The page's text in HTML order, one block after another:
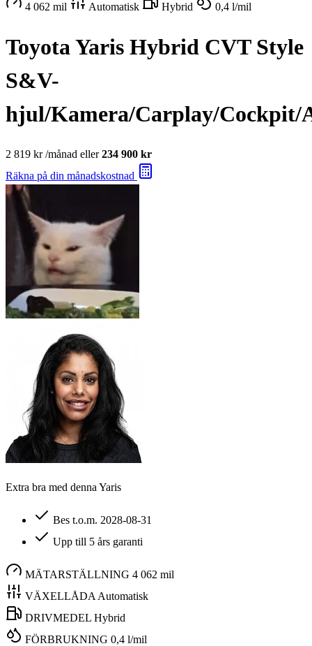
4 062 mil
Automatisk Hybrid 0,4 l/mil
Toyota Yaris Hybrid CVT Style
S&V-
hjul/Kamera/Carplay/Cockpit/
2 819 kr /månad eller234 900 kr
Räkna på din månadskostnad
Extra bra med denna Yaris
Bes t.o.m. 2028-08-31
Upp till 5 års garanti
MÄTARSTÄLLNING 4 062 mil
VÄXELLÅDA Automatisk
DRIVMEDEL Hybrid
FÖRBRUKNING 0,4 l/mil